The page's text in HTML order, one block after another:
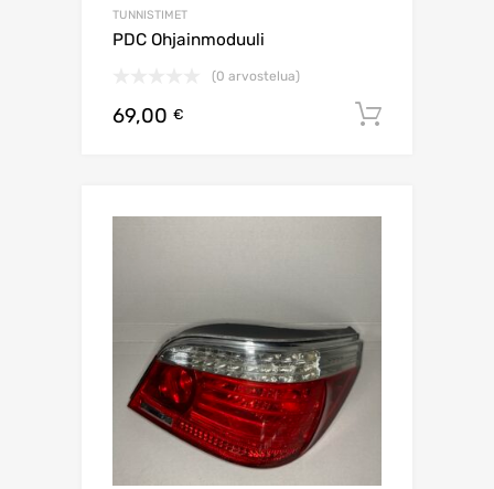
TUNNISTIMET
PDC Ohjainmoduuli
(0 arvostelua)
69,00 €